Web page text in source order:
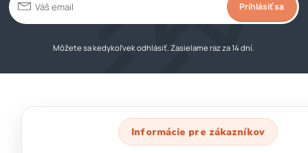
Prihlásiť sa
Môžete sa kedykoľvek odhlásiť. Zasielame raz za 14 dní.
Informácie pre zákazníkov